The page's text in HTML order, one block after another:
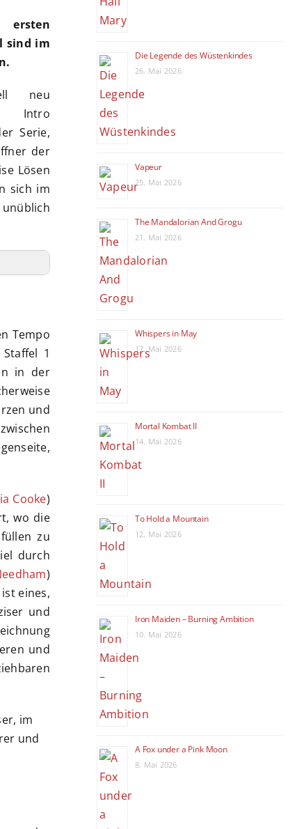
ersten
sind im
neu
Intro
Serie,
der
Lösen
sich im
unüblich
Tempo
1
in der
und
Cooke)
wo die
zu
durch
)
eines,
und
und
Die Legende des Wüstenkindes
26. Mai 2026
Vapeur
25. Mai 2026
The Mandalorian And Grogu
21. Mai 2026
Whispers in May
17. Mai 2026
Mortal Kombat II
14. Mai 2026
To Hold a Mountain
12. Mai 2026
Iron Maiden – Burning Ambition
10. Mai 2026
A Fox under a Pink Moon
8. Mai 2026